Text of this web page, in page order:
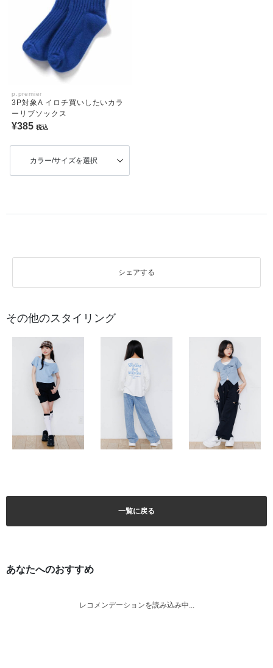
p.premier
3P対象A イロチ買いしたいカラ
ーリブソックス
¥385 税込
カラー/サイズを選択
シェアする
その他のスタイリング
一覧に戻る
あなたへのおすすめ
レコメンデーションを読み込み中...